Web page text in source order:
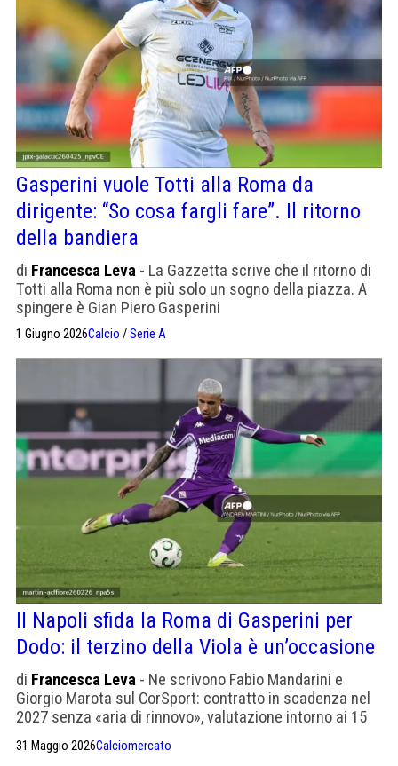
Gasperini vuole Totti alla Roma da
dirigente: “So cosa fargli fare”. Il ritorno
della bandiera
di Francesca Leva - La Gazzetta scrive che il ritorno di
Totti alla Roma non è più solo un sogno della piazza. A
spingere è Gian Piero Gasperini
1 Giugno 2026Calcio /Serie A
Il Napoli sfida la Roma di Gasperini per
Dodo: il terzino della Viola è un’occasione
di Francesca Leva - Ne scrivono Fabio Mandarini e
Giorgio Marota sul CorSport: contratto in scadenza nel
2027 senza «aria di rinnovo», valutazione intorno ai 15
31 Maggio 2026Calciomercato